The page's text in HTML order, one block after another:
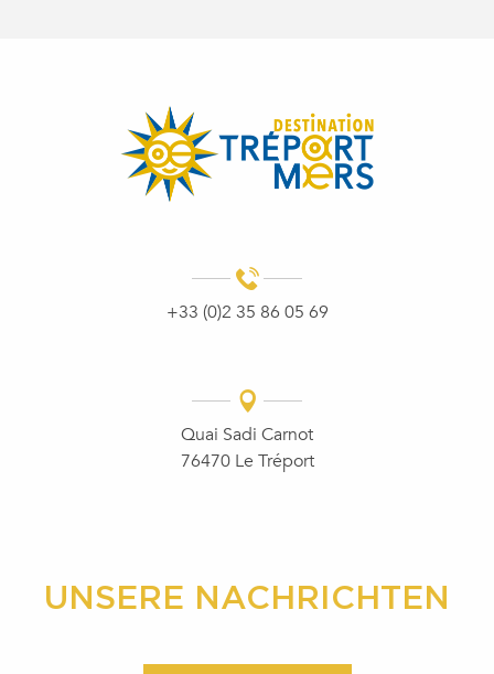
+33 (0)2 35 86 05 69
Quai Sadi Carnot
76470 Le Tréport
UNSERE NACHRICHTEN